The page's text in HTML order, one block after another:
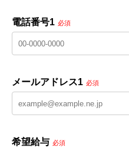
電話番号1 必須
メールアドレス1 必須
希望給与 必須